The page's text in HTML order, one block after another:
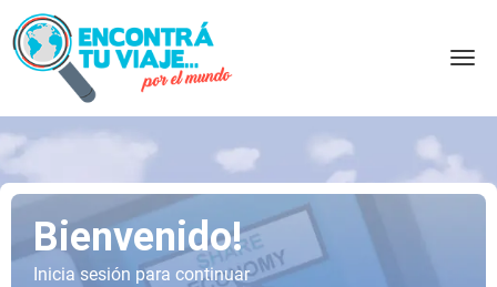
Bienvenido!
Inicia sesión para continuar